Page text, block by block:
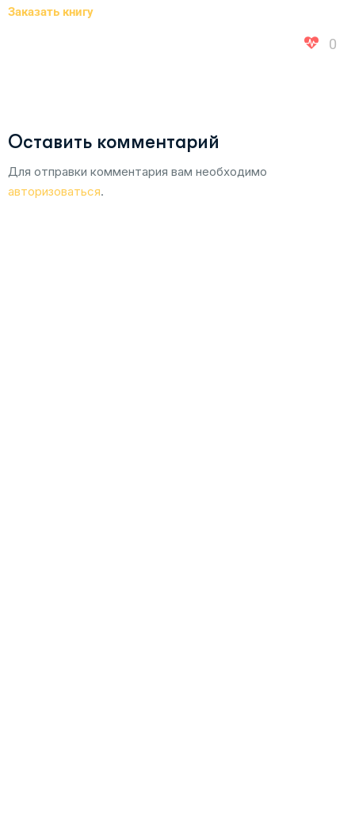
Заказать книгу
0
Оставить комментарий
Для отправки комментария вам необходимо
авторизоваться.